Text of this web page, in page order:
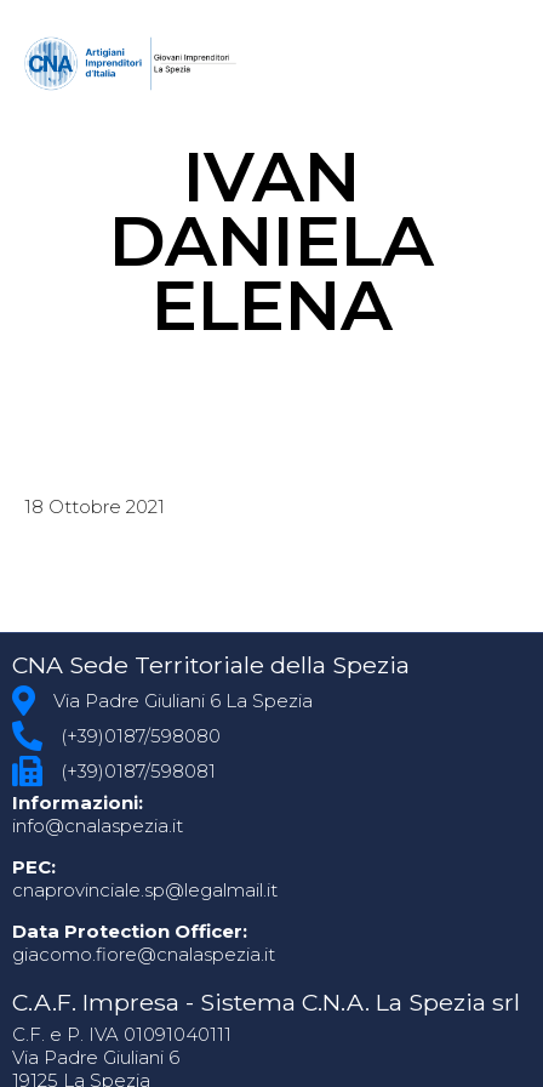
IVAN
DANIELA
ELENA
18 Ottobre 2021
CNA Sede Territoriale della Spezia
Via Padre Giuliani 6 La Spezia
(+39)0187/598080
(+39)0187/598081
Informazioni:
info@cnalaspezia.it
PEC:
cnaprovinciale.sp@legalmail.it
Data Protection Officer:
giacomo.fiore@cnalaspezia.it
C.A.F. Impresa - Sistema C.N.A. La Spezia srl
C.F. e P. IVA 01091040111
Via Padre Giuliani 6
19125 La Spezia